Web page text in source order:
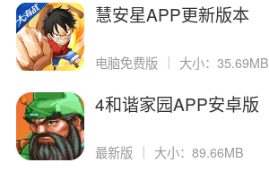
慧安星APP更新版本
电脑免费版 ｜ 大小：35.69MB
4和谐家园APP安卓版
最新版 大小：89.66MB